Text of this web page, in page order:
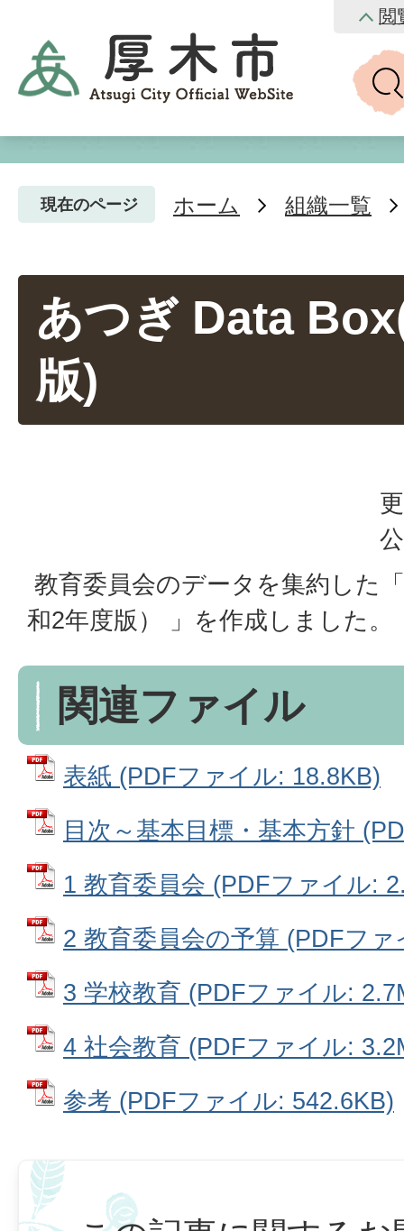
閲
現在のページ ホーム 組織一覧
あつぎ Data
版)
教育委員会のデータを集約した
和2年度版） 」を作成しました。
関連ファイル
表紙 (PDFファイル: 18.8KB)
目次～基本目標・基本方針
1 教育委員会 (PDFファイル:
2 教育委員会の予算 (PDFフ
3 学校教育 (PDFファイル:
4 社会教育 (PDFファイル:
参考 (PDFファイル: 542.6KB)